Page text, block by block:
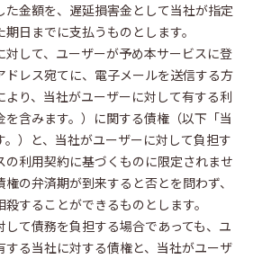
た金額を、遅延損害金として当社が指定
日までに支払うものとします。
対して、ユーザーが予め本サービスに登
ドレス宛てに、電子メールを送信する方
より、当社がユーザーに対して有する利
含みます。）に関する債権（以下「当
）と、当社がユーザーに対して負担す
の利用契約に基づくものに限定されませ
の弁済期が到来すると否とを問わず、
することができるものとします。
して債務を負担する場合であっても、ユ
する当社に対する債権と、当社がユーザ